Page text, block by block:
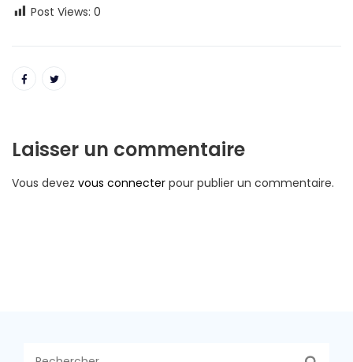
Post Views: 0
Laisser un commentaire
Vous devez vous connecter pour publier un commentaire.